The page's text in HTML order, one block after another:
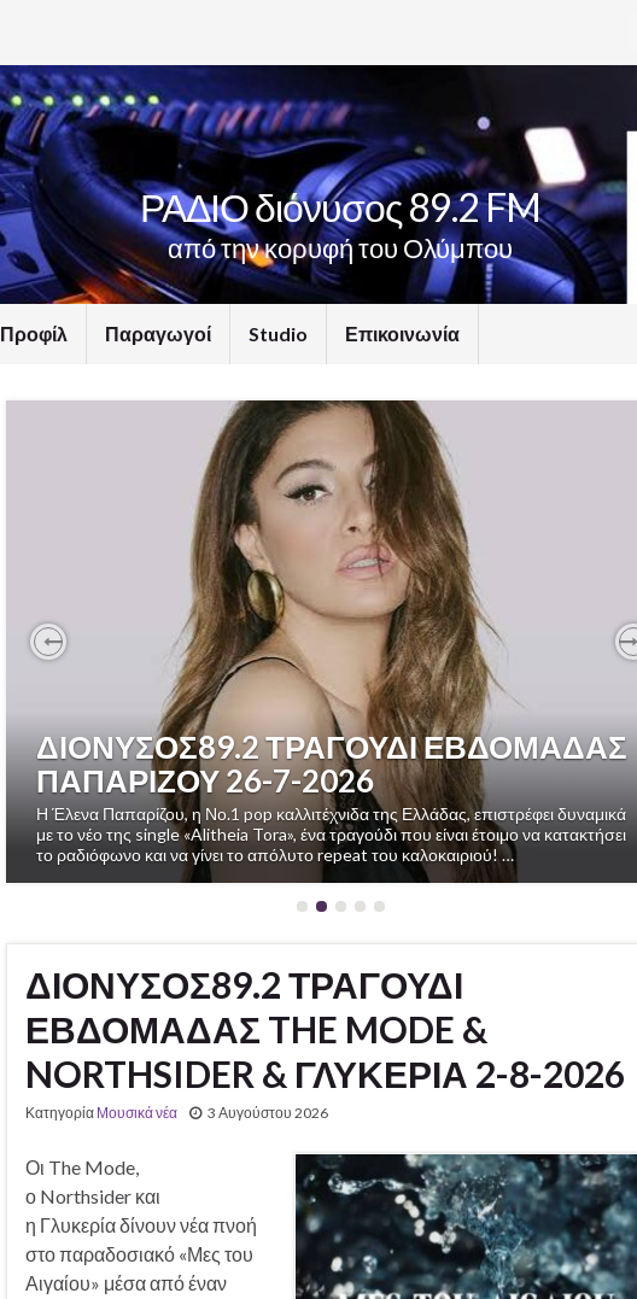
ΡΑΔΙΟ διόνυσος 89.2 FM
από την κορυφή του Ολύμπου
Προφίλ Παραγωγοί Studio Επικοινωνία
ΔΙΟΝΥΣΟΣ89.2 ΤΡΑΓΟΥΔΙ ΕΒΔΟΜΑΔΑΣ
ΠΑΠΑΡΙΖΟΥ 26-7-2026
Η Έλενα Παπαρίζου, η Νο.1 pop καλλιτέχνιδα της Ελλάδας, επιστρέφει δυναμικά
με το νέο της single «Alitheia Tora», ένα τραγούδι που είναι έτοιμο να κατακτήσει
το ραδιόφωνο και να γίνει το απόλυτο repeat του καλοκαιριού! …
ΔΙΟΝΥΣΟΣ89.2 ΤΡΑΓΟΥΔΙ
ΕΒΔΟΜΑΔΑΣ THE MODE &
NORTHSIDER & ΓΛΥΚΕΡΙΑ 2-8-2026
Κατηγορία Μουσικά νέα 3 Αυγούστου 2026
Οι The Mode,
ο Northsider και
η Γλυκερία δίνουν νέα πνοή
στο παραδοσιακό «Μες του
Αιγαίου» μέσα από έναν